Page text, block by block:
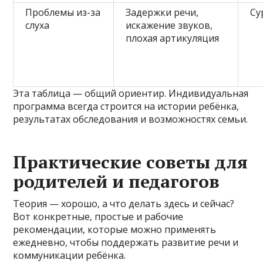
Проблемы из-за
слуха
Задержки речи,
искажение звуков,
плохая артикуляция
Эта таблица — общий ориентир. Индивидуальная
программа всегда строится на истории ребёнка,
результатах обследования и возможностях семьи.
Практические советы для
родителей и педагогов
Теория — хорошо, а что делать здесь и сейчас?
Вот конкретные, простые и рабочие
рекомендации, которые можно применять
ежедневно, чтобы поддержать развитие речи и
коммуникации ребёнка.